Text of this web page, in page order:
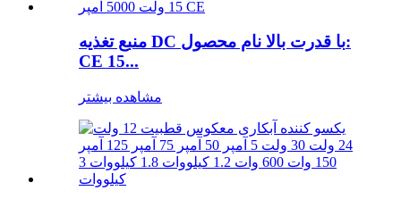
منبع تغذیه DC با قدرت بالا نام محصول:
CE 15...
مشاهده بیشتر